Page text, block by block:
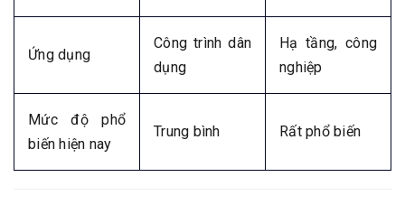
Ứng dụng
Công trình dân
dụng
Hạ tầng, công
nghiệp
Mức độ phổ
biến hiện nay
Trung bình Rất phổ biến